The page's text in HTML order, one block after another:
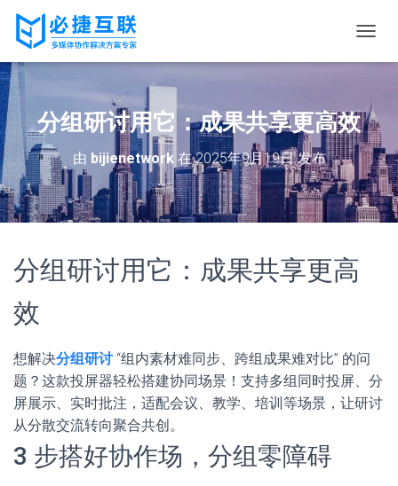
换
分组研讨用它：成果共享更高效
由 bijienetwork在2025年9月19日发布
分组研讨用它：成果共享更高
效
想解决分组研讨“组内素材难同步、跨组成果难对比” 的问
题？这款投屏器轻松搭建协同场景！支持多组同时投屏、分
屏展示、实时批注，适配会议、教学、培训等场景，让研讨
从分散交流转向聚合共创。
3 步搭好协作场，分组零障碍